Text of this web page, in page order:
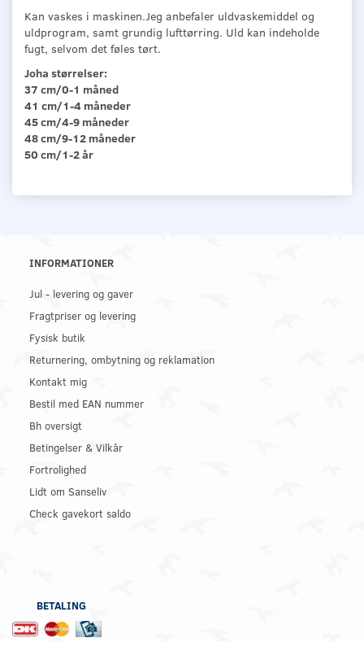
Kan vaskes i maskinen.Jeg anbefaler uldvaskemiddel og
uldprogram, samt grundig lufttørring. Uld kan indeholde
fugt, selvom det føles tørt.
Joha størrelser:
37 cm/0-1 måned
41 cm/1-4 måneder
45 cm/4-9 måneder
48 cm/9-12 måneder
50 cm/1-2 år
INFORMATIONER
Jul - levering og gaver
Fragtpriser og levering
Fysisk butik
Returnering, ombytning og reklamation
Kontakt mig
Bestil med EAN nummer
Bh oversigt
Betingelser & Vilkår
Fortrolighed
Lidt om Sanseliv
Check gavekort saldo
BETALING